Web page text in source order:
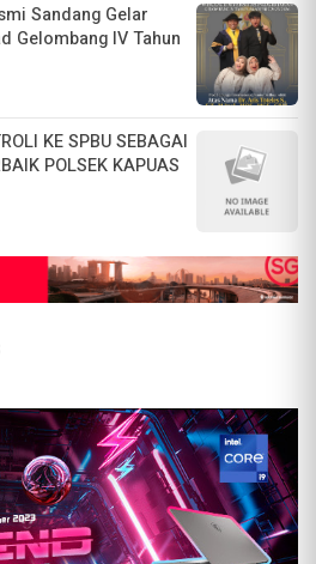
Sandang Gelar
Gelombang IV Tahun
KE SPBU SEBAGAI
POLSEK KAPUAS